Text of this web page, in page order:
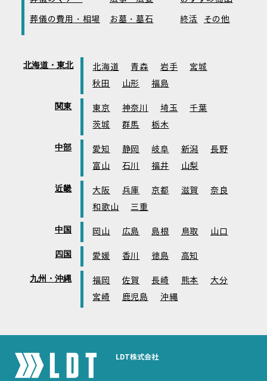
葬儀の費用・相場
お墓・墓石 終活 その他
北海道・東北 北海道 青森 岩手
宮城
秋田
山形 福島
関東 東京 神奈川 埼玉
千葉
茨城
群馬 栃木
中部 愛知 静岡 岐阜 新潟
長野
富山
石川 福井 山梨
近畿 大阪 兵庫 京都 滋賀
奈良
和歌山
三重
中国 岡山 広島 島根 鳥取 山口
四国 愛媛 香川 徳島 高知
九州・沖縄 福岡 佐賀 長崎 熊本
大分
宮崎
鹿児島 沖縄
LDT株式会社